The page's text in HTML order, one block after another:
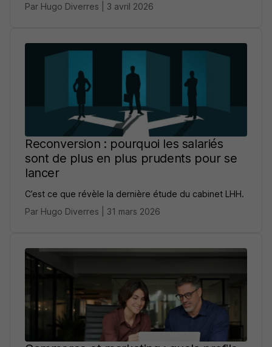
Par Hugo Diverres | 3 avril 2026
Reconversion : pourquoi les salariés
sont de plus en plus prudents pour se
lancer
C’est ce que révèle la dernière étude du cabinet LHH.
Par Hugo Diverres | 31 mars 2026